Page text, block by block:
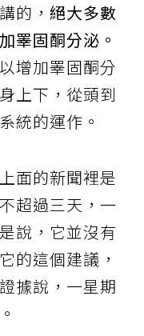
的， 絕大多數
睪固酮分泌。
增加睪固酮分
上下，從頭到
統的運作。
面的新聞裡是
超過三天，一
說，它並沒有
的這個建議，
據說，一星期